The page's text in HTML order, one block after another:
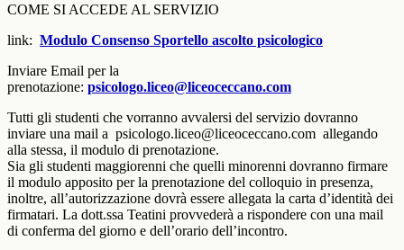
COME SI ACCEDE AL SERVIZIO
link: Modulo Consenso Sportello ascolto psicologico
Inviare Email per la
prenotazione: psicologo.liceo@liceoceccano.com
Tutti gli studenti che vorranno avvalersi del servizio dovranno
inviare una mail a psicologo.liceo@liceoceccano.com allegando
alla stessa, il modulo di prenotazione.
Sia gli studenti maggiorenni che quelli minorenni dovranno firmare
il modulo apposito per la prenotazione del colloquio in presenza,
inoltre, all’autorizzazione dovrà essere allegata la carta d’identità dei
firmatari. La dott.ssa Teatini provvederà a rispondere con una mail
di conferma del giorno e dell’orario dell’incontro.